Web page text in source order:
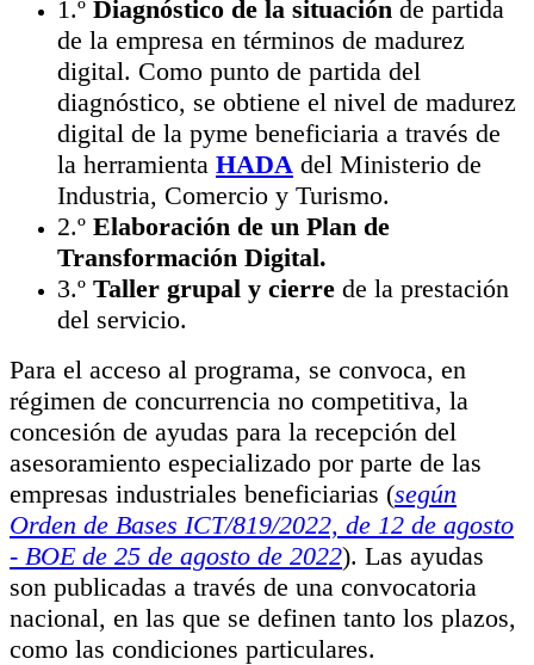
1.º Diagnóstico de la situación de partida
de la empresa en términos de madurez
digital. Como punto de partida del
diagnóstico, se obtiene el nivel de madurez
digital de la pyme beneficiaria a través de
la herramienta HADA del Ministerio de
Industria, Comercio y Turismo.
2.º Elaboración de un Plan de
Transformación Digital.
3.º Taller grupal y cierre de la prestación
del servicio.
Para el acceso al programa, se convoca, en
régimen de concurrencia no competitiva, la
concesión de ayudas para la recepción del
asesoramiento especializado por parte de las
empresas industriales beneficiarias (según
Orden de Bases ICT/819/2022, de 12 de agosto
- BOE de 25 de agosto de 2022). Las ayudas
son publicadas a través de una convocatoria
nacional, en las que se definen tanto los plazos,
como las condiciones particulares.